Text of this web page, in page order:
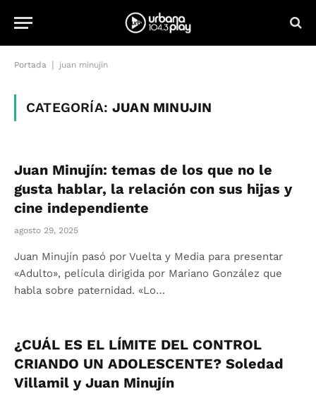
Portada juan minujin
CATEGORÍA:JUAN MINUJIN
Juan Minujín: temas de los que no le
gusta hablar, la relación con sus hijas y
cine independiente
agosto 29, 2025
Juan Minujín pasó por Vuelta y Media para presentar
«Adulto», película dirigida por Mariano González que
habla sobre paternidad. «Lo…
¿CUÁL ES EL LÍMITE DEL CONTROL
CRIANDO UN ADOLESCENTE? Soledad
Villamil y Juan Minujín